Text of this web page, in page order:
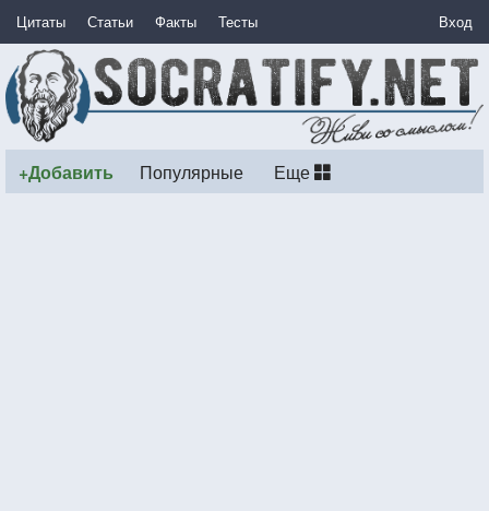
Цитаты Статьи Факты Тесты Вход
+Добавить Популярные Еще